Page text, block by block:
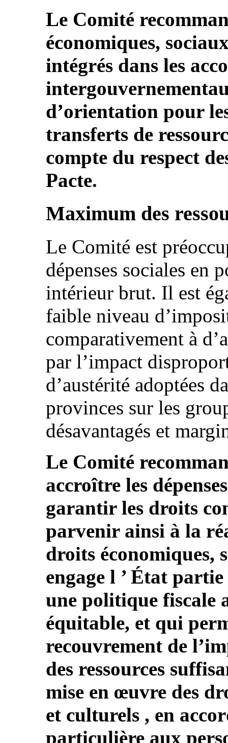
Le Comité
économiques,
intégrés dans les
d’orientation pour
transferts de
compte du respect
Pacte.
Maximum des
Le Comité est
dépenses sociales en
intérieur brut. Il est
faible niveau
comparativement à
par l’impact
d’austérité adoptées
provinces sur les
désavantagés et
Le Comité
accroître les
garantir les droits
parvenir ainsi à la
droits économiques,
engage l ’ État
une politique fiscale
équitable, et qui
recouvrement de
des ressources
mise en œuvre des
et culturels , en
particulière aux